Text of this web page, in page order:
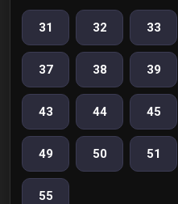
31 32 33
37 38 39
43 44 45
49 50 51
55